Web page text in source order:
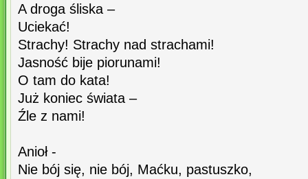
A droga śliska –
Uciekać!
Strachy! Strachy nad strachami!
Jasność bije piorunami!
O tam do kata!
Już koniec świata –
Źle z nami!
Anioł -
Nie bój się, nie bój, Maćku, pastuszko,